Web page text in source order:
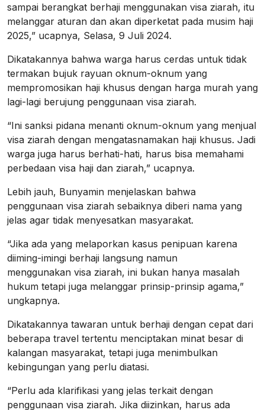
sampai berangkat berhaji menggunakan visa ziarah, itu
melanggar aturan dan akan diperketat pada musim haji
2025,” ucapnya, Selasa, 9 Juli 2024.
Dikatakannya bahwa warga harus cerdas untuk tidak
termakan bujuk rayuan oknum-oknum yang
mempromosikan haji khusus dengan harga murah yang
lagi-lagi berujung penggunaan visa ziarah.
“Ini sanksi pidana menanti oknum-oknum yang menjual
visa ziarah dengan mengatasnamakan haji khusus. Jadi
warga juga harus berhati-hati, harus bisa memahami
perbedaan visa haji dan ziarah,” ucapnya.
Lebih jauh, Bunyamin menjelaskan bahwa
penggunaan visa ziarah sebaiknya diberi nama yang
jelas agar tidak menyesatkan masyarakat.
“Jika ada yang melaporkan kasus penipuan karena
diiming-imingi berhaji langsung namun
menggunakan visa ziarah, ini bukan hanya masalah
hukum tetapi juga melanggar prinsip-prinsip agama,”
ungkapnya.
Dikatakannya tawaran untuk berhaji dengan cepat dari
beberapa travel tertentu menciptakan minat besar di
kalangan masyarakat, tetapi juga menimbulkan
kebingungan yang perlu diatasi.
“Perlu ada klarifikasi yang jelas terkait dengan
penggunaan visa ziarah. Jika diizinkan, harus ada